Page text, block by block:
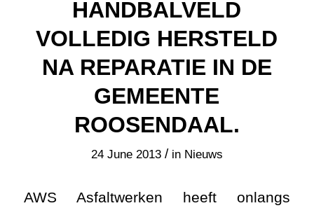
HANDBALVELD
VOLLEDIG HERSTELD
NA REPARATIE IN DE
GEMEENTE
ROOSENDAAL.
24 June 2013 / in Nieuws
AWS Asfaltwerken heeft onlangs